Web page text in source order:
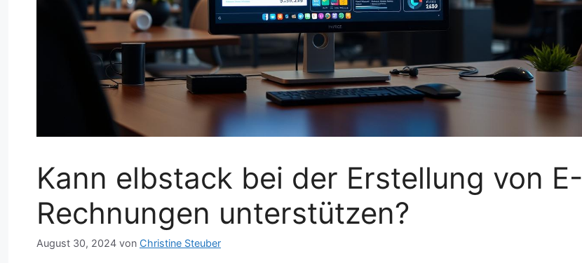
Kann elbstack bei der Erstellung von E-
Rechnungen unterstützen?
August 30, 2024 von Christine Steuber